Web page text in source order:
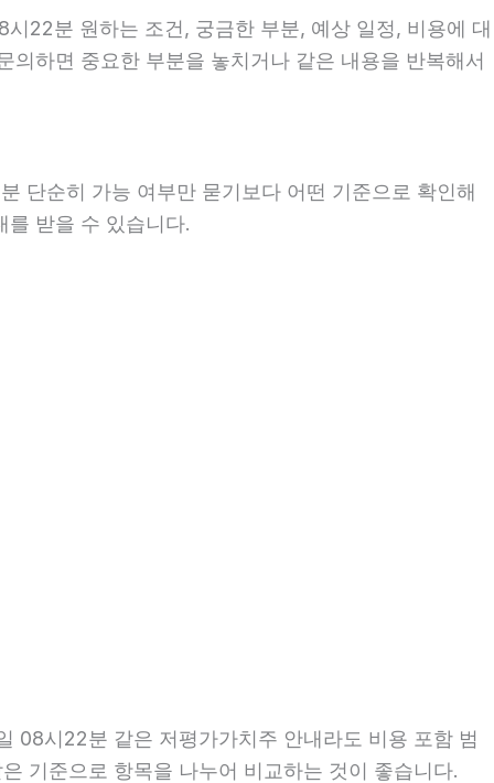
22분 원하는 조건, 궁금한 부분, 예상 일정, 비용에 대
하면 중요한 부분을 놓치거나 같은 내용을 반복해서
단순히 가능 여부만 묻기보다 어떤 기준으로 확인해
를 받을 수 있습니다.
08시22분 같은 저평가가치주 안내라도 비용 포함 범
기준으로 항목을 나누어 비교하는 것이 좋습니다.